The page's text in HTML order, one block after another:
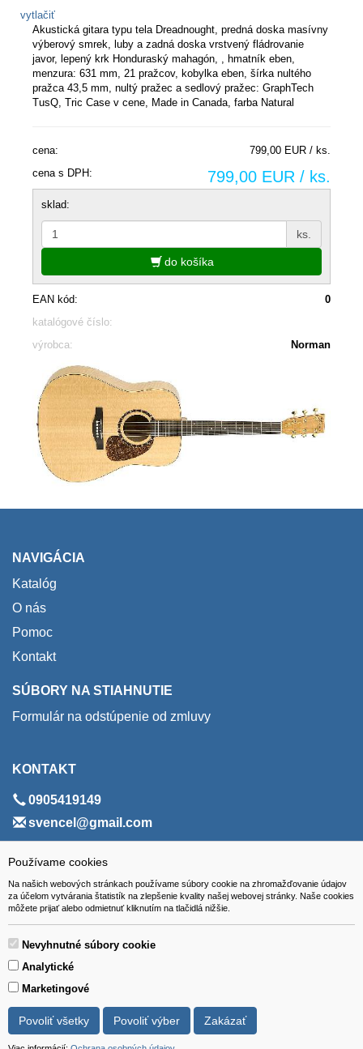
Používame cookies
Na našich webových stránkach používame súbory cookie na zhromažďovanie údajov
za účelom vytvárania štatistík na zlepšenie kvality našej webovej stránky. Naše cookies
môžete prijať alebo odmietnuť kliknutím na tlačidlá nižšie.
Nevyhnutné súbory cookie
Analytické
Marketingové
Povoliť všetky Povoliť výber Zakázať
vytlačiť
Akustická gitara typu tela Dreadnought, predná doska masívny
výberový smrek, luby a zadná doska vrstvený fládrovanie
javor, lepený krk Honduraský mahagón, , hmatník eben,
menzura: 631 mm, 21 pražcov, kobylka eben, šírka nultého
pražca 43,5 mm, nultý pražec a sedlový pražec: GraphTech
TusQ, Tric Case v cene, Made in Canada, farba Natural
cena:
799,00 EUR / ks.
cena s DPH:
799,00 EUR / ks.
sklad:
ks.
do košíka
EAN kód:
0
katalógové číslo:
výrobca:
Norman
NAVIGÁCIA
Katalóg
O nás
Pomoc
Kontakt
SÚBORY NA STIAHNUTIE
Formulár na odstúpenie od zmluvy
KONTAKT
0905419149
svencel@gmail.com
ADRESA
VEST - tech s.r.o.
Hviezdoslavova 280/6, 965 01 Žiar nad Hronom
Slovakia (Slovak Republic)
Všetky ceny sú uvádzané vrátane DPH.
© 2018 GIBOX, s.r.o. • Generuje redakčný systém YGScms •